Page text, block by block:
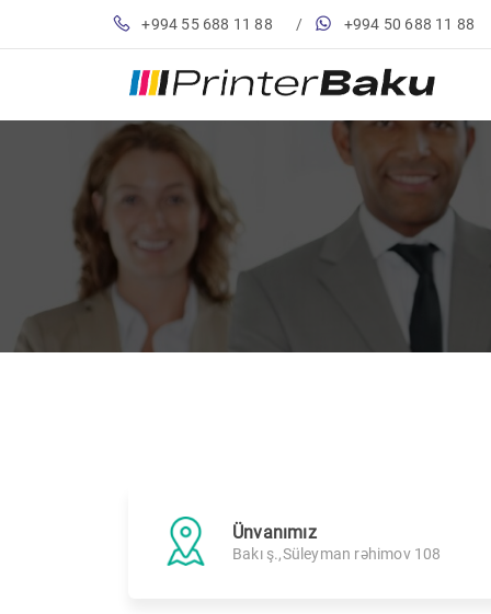
+994 55 688 11 88 / +994 50 688 11 88
Ünvanımız
Bakı ş.,Süleyman rəhimov 108